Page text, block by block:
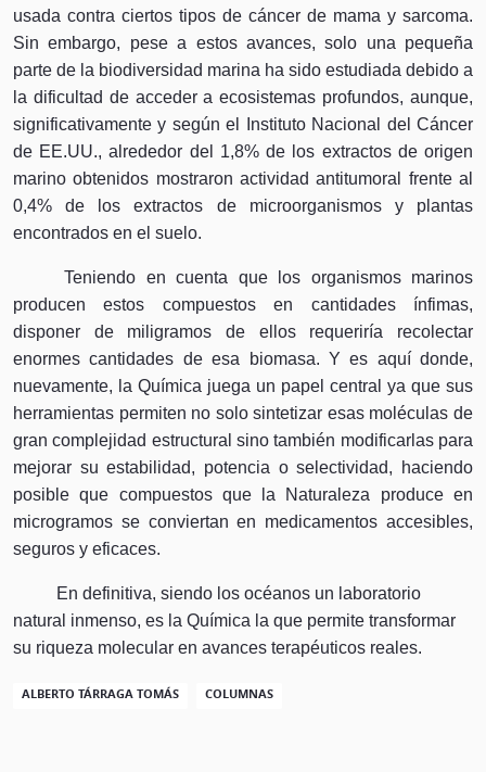
usada contra ciertos tipos de cáncer de mama y sarcoma.
Sin embargo, pese a estos avances, solo una pequeña
parte de la biodiversidad marina ha sido estudiada debido a
la dificultad de acceder a ecosistemas profundos, aunque,
significativamente y según el Instituto Nacional del Cáncer
de EE.UU., alrededor del 1,8% de los extractos de origen
marino obtenidos mostraron actividad antitumoral frente al
0,4% de los extractos de microorganismos y plantas
encontrados en el suelo.
Teniendo en cuenta que los organismos marinos
producen estos compuestos en cantidades ínfimas,
disponer de miligramos de ellos requeriría recolectar
enormes cantidades de esa biomasa. Y es aquí donde,
nuevamente, la Química juega un papel central ya que sus
herramientas permiten no solo sintetizar esas moléculas de
gran complejidad estructural sino también modificarlas para
mejorar su estabilidad, potencia o selectividad, haciendo
posible que compuestos que la Naturaleza produce en
microgramos se conviertan en medicamentos accesibles,
seguros y eficaces.
En definitiva, siendo los océanos un laboratorio
natural inmenso, es la Química la que permite transformar
su riqueza molecular en avances terapéuticos reales.
ALBERTO TÁRRAGA TOMÁS COLUMNAS